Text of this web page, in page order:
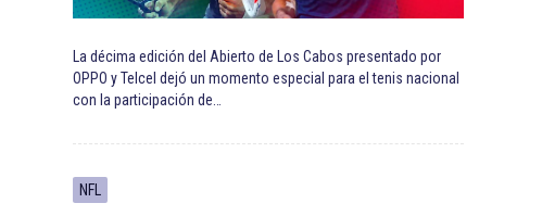
La décima edición del Abierto de Los Cabos presentado por
OPPO y Telcel dejó un momento especial para el tenis nacional
con la participación de…
NFL